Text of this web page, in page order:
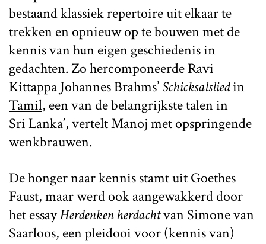
bestaand klassiek repertoire uit elkaar te
trekken en opnieuw op te bouwen met de
kennis van hun eigen geschiedenis in
gedachten. Zo hercomponeerde Ravi
KittappaJohannes Brahms’Schicksalsliedin
Tamil, een van de belangrijkste talen in
Sri Lanka’, vertelt Manoj met opspringende
wenkbrauwen.
De honger naar kennis stamt uit Goethes
Faust, maar werd ook aangewakkerd door
het essayHerdenken herdachtvan Simone van
Saarloos, een pleidooi voor (kennis van)